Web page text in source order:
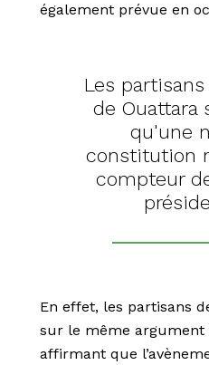
également prévue en
Les
de Ouattara
qu'une
constitution
compteur
En effet, les partisans
sur le même argument
affirmant que